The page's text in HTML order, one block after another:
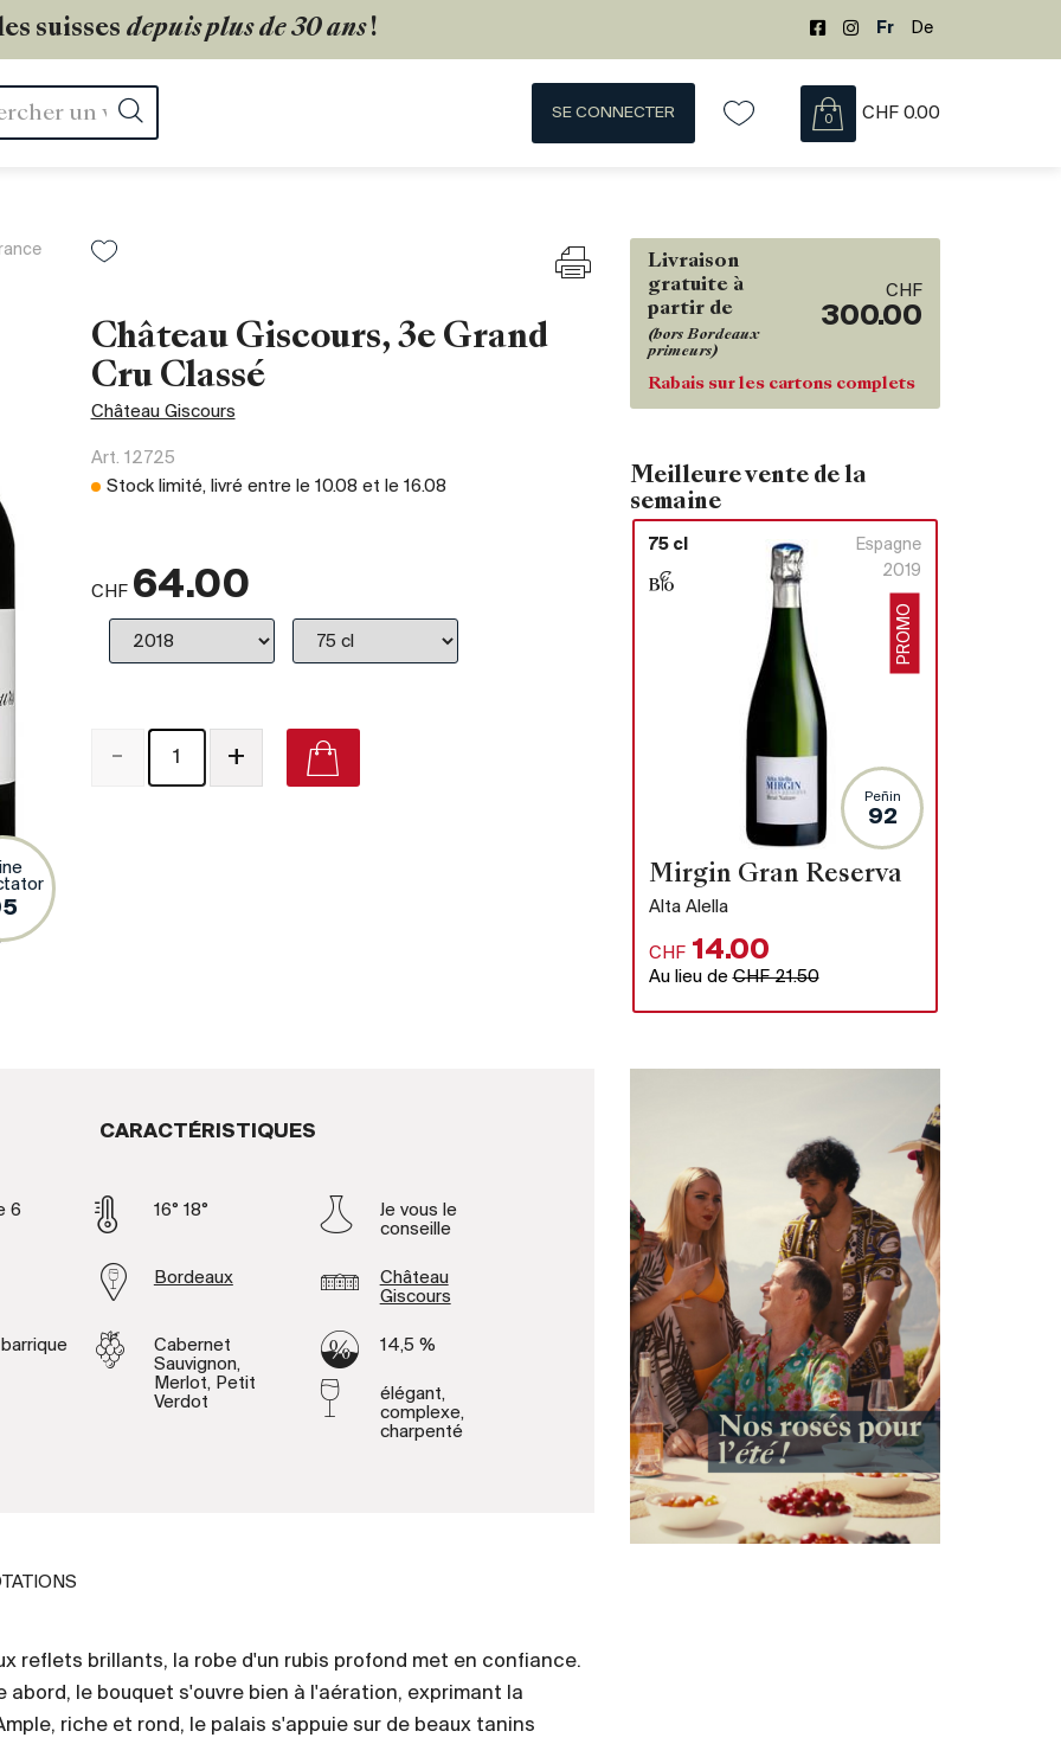
suisses depuis plus de 30 ans! Fr De
SE CONNECTER 0 CHF 0.00
Château Giscours, 3e Grand
Cru Classé
Château Giscours
Art. 12725
Stock limité, livré entre le 10.08 et le 16.08
CHF 64.00
- +
CARACTÉRISTIQUES
6 16° 18°
Je vous le
conseille
Bordeaux
Château
Giscours
Cabernet
Sauvignon,
Merlot, Petit
Verdot
14,5 %
élégant,
complexe,
charpenté
reflets brillants, la robe d'un rubis profond met en confiance.
abord, le bouquet s'ouvre bien à l'aération, exprimant la
riche et rond, le palais s'appuie sur de beaux tanins
Livraison
gratuite à
partir de
(hors Bordeaux
primeurs)
CHF
300.00
Rabais sur les cartons complets
Meilleure vente de la
semaine
75 cl
Espagne
2019
PROMO
Peñin
92
Mirgin Gran Reserva
Alta Alella
CHF 14.00
Au lieu deCHF 21.50